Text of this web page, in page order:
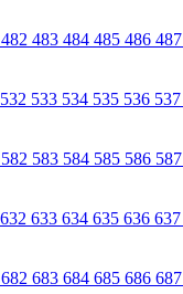
482 483 484 485 486 487
532 533 534 535 536 537
582 583 584 585 586 587
632 633 634 635 636 637
682 683 684 685 686 687